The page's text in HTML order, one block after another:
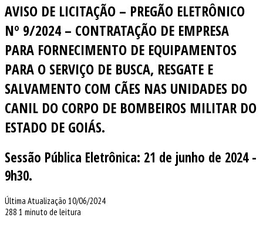
AVISO DE LICITAÇÃO – PREGÃO ELETRÔNICO
Nº 9/2024 – CONTRATAÇÃO DE EMPRESA
PARA FORNECIMENTO DE EQUIPAMENTOS
PARA O SERVIÇO DE BUSCA, RESGATE E
SALVAMENTO COM CÃES NAS UNIDADES DO
CANIL DO CORPO DE BOMBEIROS MILITAR DO
ESTADO DE GOIÁS.
Sessão Pública Eletrônica: 21 de junho de 2024 -
9h30.
Última Atualização 10/06/2024
288 1 minuto de leitura